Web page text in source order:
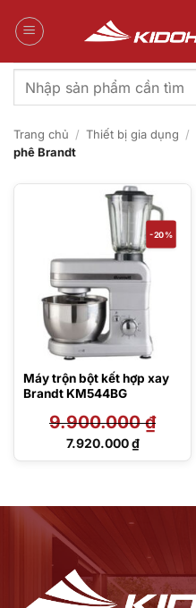
qua
Tìm
kiếm:
Trang chủ / Thiết bị gia dụng /
phê Brandt
-20%
Máy trộn bột kết hợp xay
Brandt KM544BG
9.900.000₫
Giá
7.920.000₫
Giá